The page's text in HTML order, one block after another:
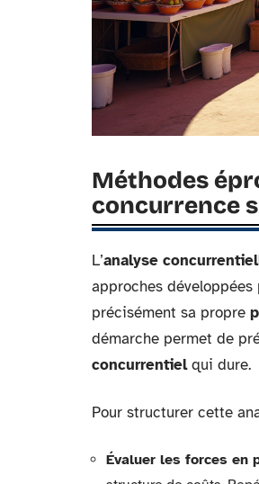
Méthodes
concurrence
L’analyse
approches développées
précisément sa propre
démarche permet de
concurrentielqui dure.
Pour structurer cette
Évaluer les forces en